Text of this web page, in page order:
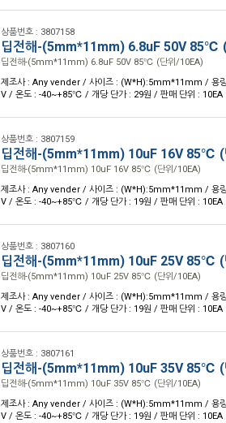
상품번호 : 3807158
딥전해-(5mm*11mm) 6.8uF 50V 85℃
딥전해-(5mm*11mm) 6.8uF 50V 85℃ (단위/10EA)
제조사 : Any vender / 사이즈 : (W*H):5mm*11mm / 용
V / 온도 : -40~+85℃ / 개당 단가 : 29원 / 판매 단위 : 10EA
상품번호 : 3807159
딥전해-(5mm*11mm) 10uF 16V 85℃
딥전해-(5mm*11mm) 10uF 16V 85℃ (단위/10EA)
제조사 : Any vender / 사이즈 : (W*H):5mm*11mm / 용
V / 온도 : -40~+85℃ / 개당 단가 : 19원 / 판매 단위 : 10EA
상품번호 : 3807160
딥전해-(5mm*11mm) 10uF 25V 85℃
딥전해-(5mm*11mm) 10uF 25V 85℃ (단위/10EA)
제조사 : Any vender / 사이즈 : (W*H):5mm*11mm / 용
V / 온도 : -40~+85℃ / 개당 단가 : 19원 / 판매 단위 : 10EA
상품번호 : 3807161
딥전해-(5mm*11mm) 10uF 35V 85℃
딥전해-(5mm*11mm) 10uF 35V 85℃ (단위/10EA)
제조사 : Any vender / 사이즈 : (W*H):5mm*11mm / 용
V / 온도 : -40~+85℃ / 개당 단가 : 19원 / 판매 단위 : 10EA